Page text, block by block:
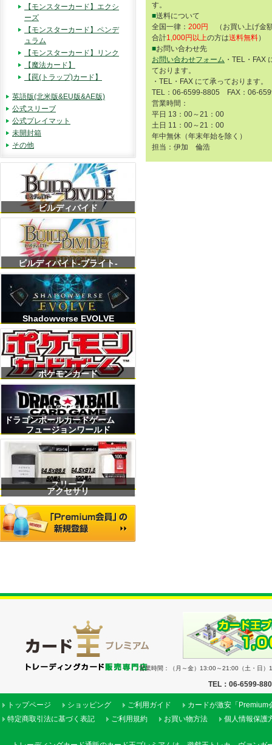
す。
■送料について
全国一律： 200円
（お買い上げ金
合計1,000円以上の方は送料無料）
■お問い合わせ先
お問い合わせフォーム ・TEL・FAX
ております。
・TEL・FAX にて承っております。
TEL：06-6599-8805 FAX：06-
営業時間：
平日 13：00～21：00
土日 11：00～21：00
年中無休（年末年始を除く）
担当：伊加 倫浩
【モンスターカード】エクシ
ーズ
【モンスターカード】ペンデ
ュラム
【モンスターカード】リンク
【魔法カード】
【罠(トラップ)カード】
英語版(北米版&EU版&AE版)
公式スリーブ
公式プレイマット
未開封箱
その他
ビルディバイド
ビルディバイト-ブライト-
Shadowverse EVOLVE
ポケモンカード
ドラゴンボールカードゲーム
フュージョンワールド
スリーブ
アクセサリ
営業時間：（月～金）13:00～21:00（土・日
TEL：06-6599-
トップページ ショッピング ご利用ガイド
カードが激安「Premium
特定商取引法に基づく表記
ご利用規約 お買い物方法 個人情報保護